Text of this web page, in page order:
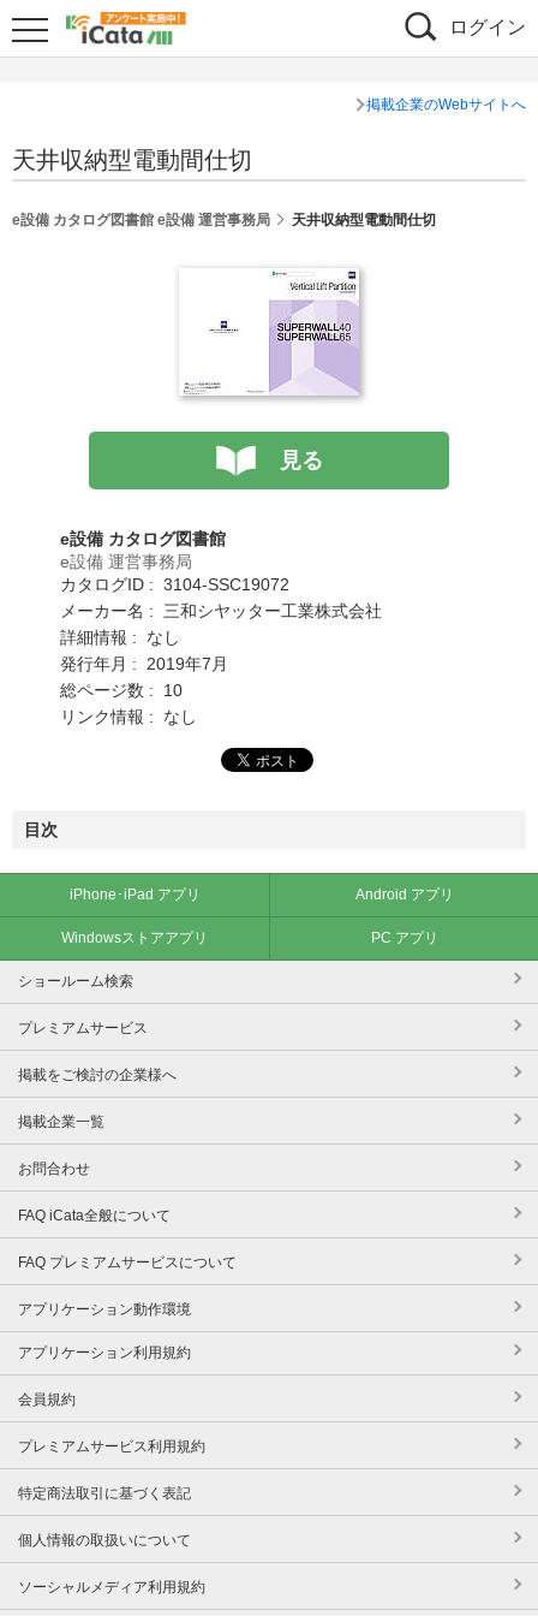
ログイン
掲載企業のWebサイトへ
天井収納型電動間仕切
e設備 カタログ図書館 e設備 運営事務局 天井収納型電動間仕切
見る
e設備 カタログ図書館
e設備 運営事務局
カタログID : 3104-SSC19072
メーカー名 : 三和シヤッター工業株式会社
詳細情報 : なし
発行年月 : 2019年7月
総ページ数 : 10
リンク情報 : なし
目次
iPhone･iPad アプリ Android アプリ
Windowsストアアプリ PC アプリ
ショールーム検索
プレミアムサービス
掲載をご検討の企業様へ
掲載企業一覧
お問合わせ
FAQ iCata全般について
FAQ プレミアムサービスについて
アプリケーション動作環境
アプリケーション利用規約
会員規約
プレミアムサービス利用規約
特定商法取引に基づく表記
個人情報の取扱いについて
ソーシャルメディア利用規約